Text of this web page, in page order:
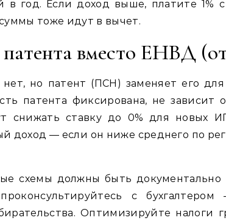
в год. Если доход выше, платите 1%
тоже идут в вычет.
вместо ЕНВД
но патент (ПСН) заменяет его
патента фиксирована, не зависит
снижать ставку до 0% для новых
доход — если он ниже среднего по
схемы должны быть
с
Оптимизируйте налоги